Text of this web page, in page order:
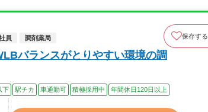
員 調剤薬局 保存する
バランスがとりやすい環境の調
下 駅チカ 車通勤可 積極採用中 年間休日120日以上